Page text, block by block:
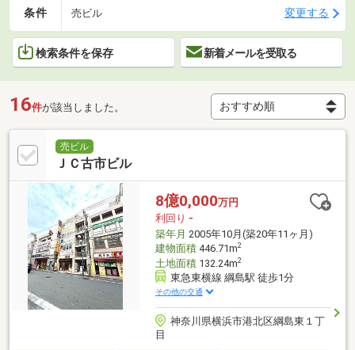
条件 売ビル 変更する
検索条件を保存 新着メールを受取る
16件が該当しました。
売ビル
ＪＣ古市ビル
8億0,000万円
利回り -
築年月 2005年10月(築20年11ヶ月)
建物面積446.71m2
土地面積132.24m2
東急東横線 綱島駅 徒歩1分
その他の交通
神奈川県横浜市港北区綱島東１丁
目